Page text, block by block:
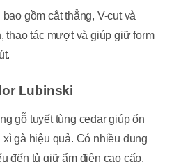
gồm cắt thẳng, V-cut và
thao tác mượt và giúp giữ form
Lubinski
gỗ tuyết tùng cedar giúp ổn
gà hiệu quả. Có nhiều dung
đến tủ giữ ẩm điện cao cấp.